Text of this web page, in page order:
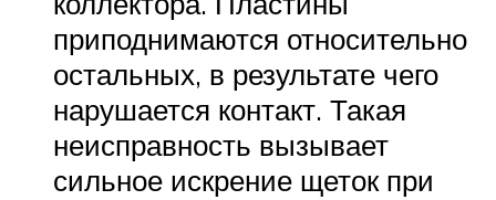
приподнимаются относительно
остальных, в результате чего
нарушается контакт. Такая
неисправность вызывает
сильное искрение щеток при